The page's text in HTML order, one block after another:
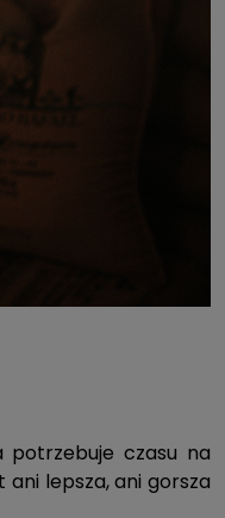
potrzebuje czasu na
lepsza, ani gorsza